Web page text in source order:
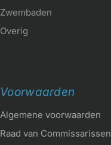
Zwembaden
Overig
Voorwaarden
Algemene voorwaarden
Raad van Commissarissen